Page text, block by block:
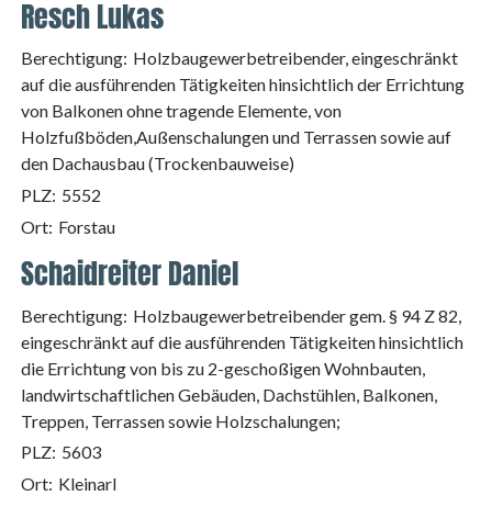
Resch Lukas
Berechtigung: Holzbaugewerbetreibender, eingeschränkt
auf die ausführenden Tätigkeiten hinsichtlich der Errichtung
von Balkonen ohne tragende Elemente, von
Holzfußböden,Außenschalungen und Terrassen sowie auf
den Dachausbau (Trockenbauweise)
PLZ: 5552
Ort: Forstau
Schaidreiter Daniel
Berechtigung: Holzbaugewerbetreibender gem. § 94 Z 82,
eingeschränkt auf die ausführenden Tätigkeiten hinsichtlich
die Errichtung von bis zu 2-geschoßigen Wohnbauten,
landwirtschaftlichen Gebäuden, Dachstühlen, Balkonen,
Treppen, Terrassen sowie Holzschalungen;
PLZ: 5603
Ort: Kleinarl